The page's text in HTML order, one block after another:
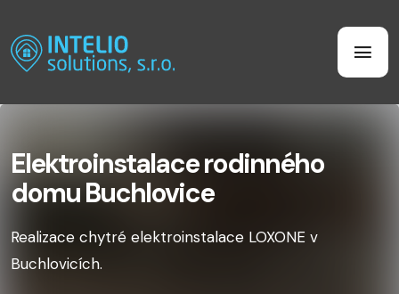
Elektroinstalace rodinného
domu Buchlovice
Realizace chytré elektroinstalace LOXONE v
Buchlovicích.